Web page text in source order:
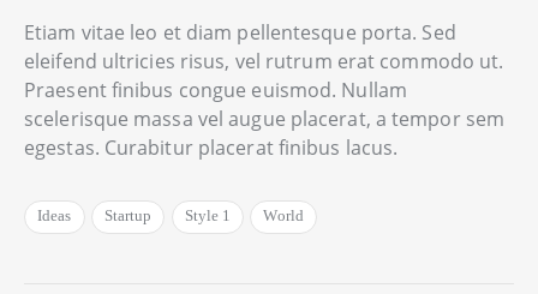
Etiam vitae leo et diam pellentesque porta. Sed
eleifend ultricies risus, vel rutrum erat commodo ut.
Praesent finibus congue euismod. Nullam
scelerisque massa vel augue placerat, a tempor sem
egestas. Curabitur placerat finibus lacus.
Ideas Startup Style 1 World